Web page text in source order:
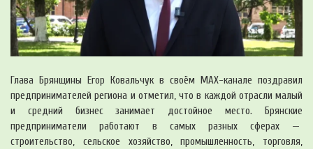
Глава Брянщины Егор Ковальчук в своём MAX-канале поздравил
предпринимателей региона и отметил, что в каждой отрасли малый
и средний бизнес занимает достойное место. Брянские
предприниматели работают в самых разных сферах —
строительство, сельское хозяйство, промышленность, торговля,